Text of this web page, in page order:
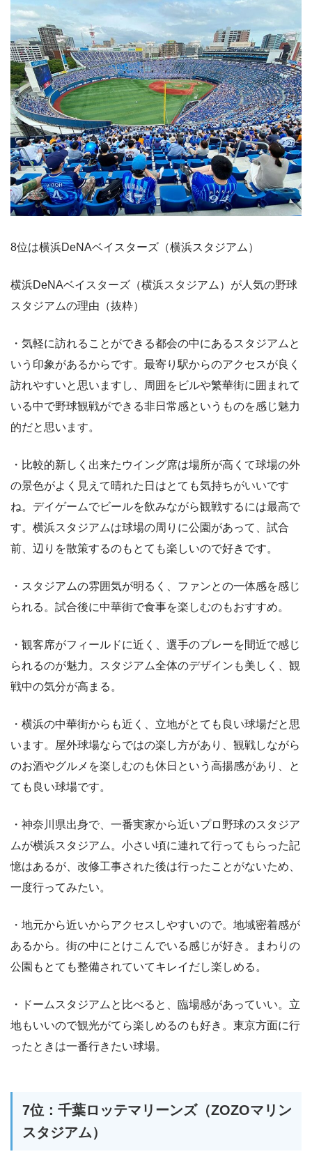
8位は横浜DeNAベイスターズ（横浜スタジアム）
横浜DeNAベイスターズ（横浜スタジアム）が人気の野球
スタジアムの理由（抜粋）
・気軽に訪れることができる都会の中にあるスタジアムと
いう印象があるからです。最寄り駅からのアクセスが良く
訪れやすいと思いますし、周囲をビルや繁華街に囲まれて
いる中で野球観戦ができる非日常感というものを感じ魅力
的だと思います。
・比較的新しく出来たウイング席は場所が高くて球場の外
の景色がよく見えて晴れた日はとても気持ちがいいです
ね。デイゲームでビールを飲みながら観戦するには最高で
す。横浜スタジアムは球場の周りに公園があって、試合
前、辺りを散策するのもとても楽しいので好きです。
・スタジアムの雰囲気が明るく、ファンとの一体感を感じ
られる。試合後に中華街で食事を楽しむのもおすすめ。
・観客席がフィールドに近く、選手のプレーを間近で感じ
られるのが魅力。スタジアム全体のデザインも美しく、観
戦中の気分が高まる。
・横浜の中華街からも近く、立地がとても良い球場だと思
います。屋外球場ならではの楽し方があり、観戦しながら
のお酒やグルメを楽しむのも休日という高揚感があり、と
ても良い球場です。
・神奈川県出身で、一番実家から近いプロ野球のスタジア
ムが横浜スタジアム。小さい頃に連れて行ってもらった記
憶はあるが、改修工事された後は行ったことがないため、
一度行ってみたい。
・地元から近いからアクセスしやすいので。地域密着感が
あるから。街の中にとけこんでいる感じが好き。まわりの
公園もとても整備されていてキレイだし楽しめる。
・ドームスタジアムと比べると、臨場感があっていい。立
地もいいので観光がてら楽しめるのも好き。東京方面に行
ったときは一番行きたい球場。
7位：千葉ロッテマリーンズ（ZOZOマリン
スタジアム）